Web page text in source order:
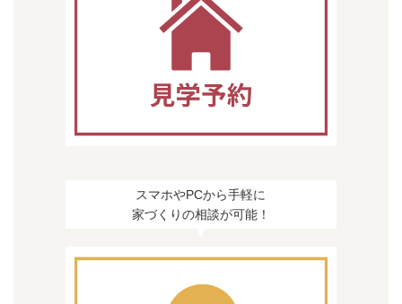
スマホやPCから手軽に
家づくりの相談が可能！